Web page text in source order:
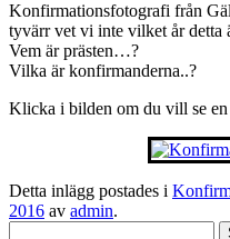
Konfirmationsfotografi från
tyvärr vet vi inte vilket år
Vem är prästen…?
Vilka är konfirmanderna..?
Klicka i bilden om du vill se en
Detta inlägg postades i
2016 av admin.